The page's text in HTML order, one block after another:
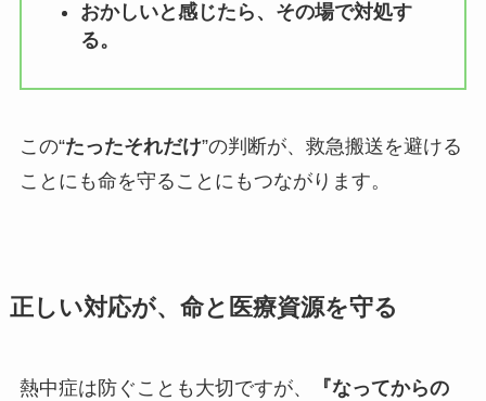
おかしいと感じたら、その場で対処す
る。
この“たったそれだけ”の判断が、救急搬送を避ける
ことにも命を守ることにもつながります。
正しい対応が、命と医療資源を守る
熱中症は防ぐことも大切ですが、
『なってからの